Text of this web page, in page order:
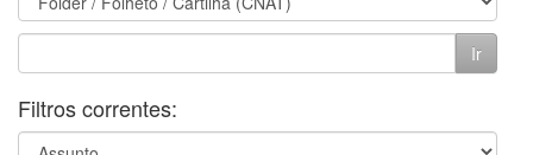
Filtros correntes: